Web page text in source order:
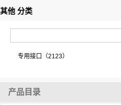
其他 分类
专用接口（2123）
产品目录